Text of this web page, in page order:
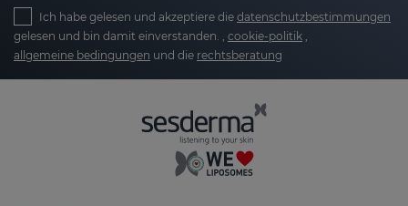
Ich habe gelesen und akzeptiere die datenschutzbestimmungen
gelesen und bin damit einverstanden. , cookie-politik
allgemeine bedingungen und die rechtsberatung